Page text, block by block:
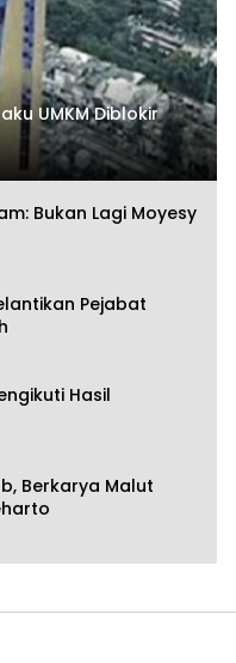
UMKM Diblokir
Bukan Lagi Moyesy
Pejabat
Hasil
Berkarya Malut